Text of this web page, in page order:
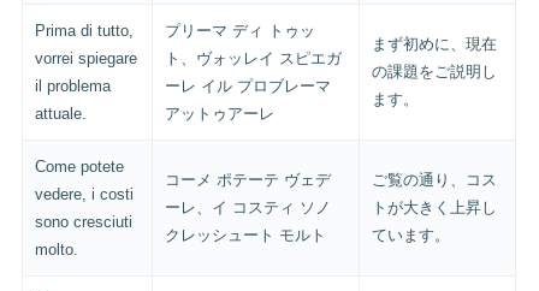
Prima di tutto,
vorrei spiegare
il problema
attuale.
プリーマ ディ トゥッ
ト、ヴォッレイ スピエガ
ーレ イル プロブレーマ
アットゥアーレ
まず初めに、現在
の課題をご説明し
ます。
Come potete
vedere, i costi
sono cresciuti
molto.
コーメ ポテーテ ヴェデ
ーレ、イ コスティ ソノ
クレッシュート モルト
ご覧の通り、コス
トが大きく上昇し
ています。